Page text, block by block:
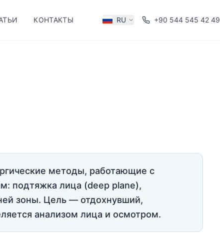
КОНТАКТЫ RU +90 544 545 42 49
методы, работающие с
подтяжка лица (deep plane),
зоны. Цель — отдохнувший,
анализом лица и осмотром.